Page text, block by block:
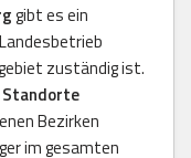
gibt es ein
zuständig ist.
Standorte
Bezirken
im gesamten